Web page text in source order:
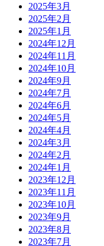
2025年3月
2025年2月
2025年1月
2024年12月
2024年11月
2024年10月
2024年9月
2024年7月
2024年6月
2024年5月
2024年4月
2024年3月
2024年2月
2024年1月
2023年12月
2023年11月
2023年10月
2023年9月
2023年8月
2023年7月